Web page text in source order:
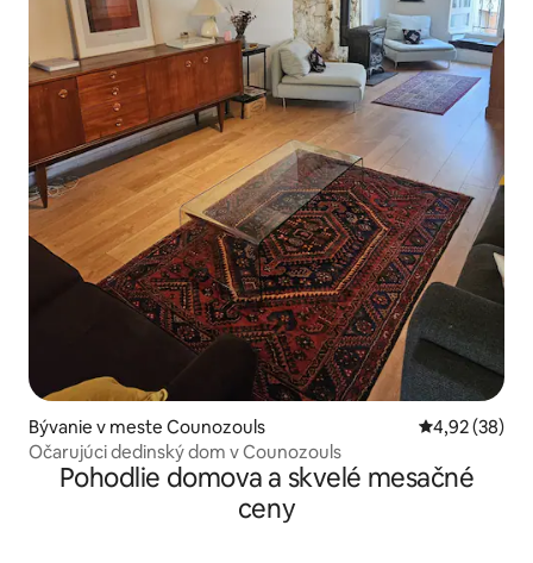
Bývanie v meste Counozouls Priemerné
4,92 (38)
Očarujúci dedinský dom v Counozouls
Pohodlie domova a skvelé mesačné
ceny